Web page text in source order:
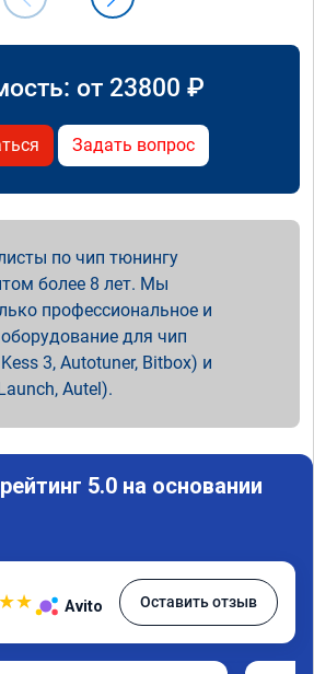
от 23800 ₽
Задать вопрос
по чип тюнингу
более 8 лет. Мы
профессиональное и
для чип
3, Autotuner, Bitbox) и
Autel).
5.0 на основании
★★ Avito Оставить отзыв